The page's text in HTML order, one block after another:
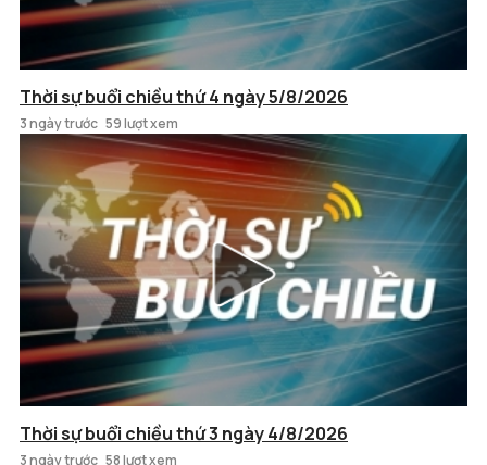
Thời sự buổi chiều thứ 4 ngày 5/8/2026
3 ngày trước 59 lượt xem
Thời sự buổi chiều thứ 3 ngày 4/8/2026
3 ngày trước 58 lượt xem